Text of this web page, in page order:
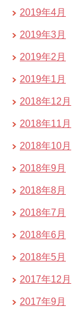
2019年4月
2019年3月
2019年2月
2019年1月
2018年12月
2018年11月
2018年10月
2018年9月
2018年8月
2018年7月
2018年6月
2018年5月
2017年12月
2017年9月